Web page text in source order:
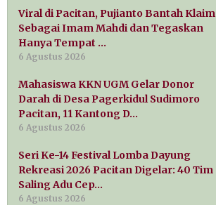
Viral di Pacitan, Pujianto Bantah Klaim
Sebagai Imam Mahdi dan Tegaskan
Hanya Tempat …
6 Agustus 2026
Mahasiswa KKN UGM Gelar Donor
Darah di Desa Pagerkidul Sudimoro
Pacitan, 11 Kantong D…
6 Agustus 2026
Seri Ke-14 Festival Lomba Dayung
Rekreasi 2026 Pacitan Digelar: 40 Tim
Saling Adu Cep…
6 Agustus 2026